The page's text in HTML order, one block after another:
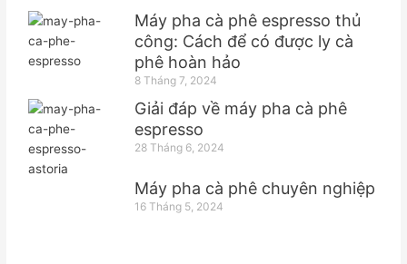
Máy pha cà phê espresso thủ
công: Cách để có được ly cà
phê hoàn hảo
8 Tháng 7, 2024
Giải đáp về máy pha cà phê
espresso
28 Tháng 6, 2024
Máy pha cà phê chuyên nghiệp
16 Tháng 5, 2024